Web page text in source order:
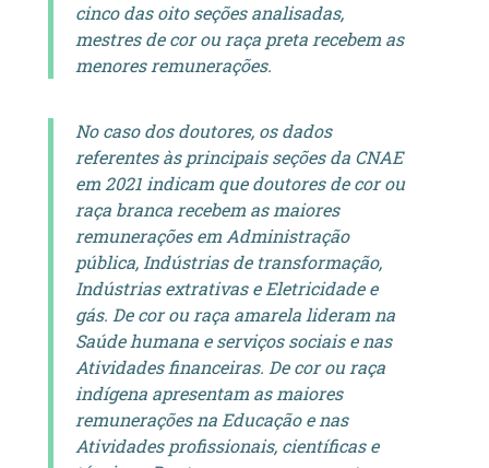
cinco das oito seções analisadas,
mestres de cor ou raça preta recebem as
menores remunerações.
No caso dos doutores, os dados
referentes às principais seções da CNAE
em 2021 indicam que doutores de cor ou
raça branca recebem as maiores
remunerações em Administração
pública, Indústrias de transformação,
Indústrias extrativas e Eletricidade e
gás. De cor ou raça amarela lideram na
Saúde humana e serviços sociais e nas
Atividades financeiras. De cor ou raça
indígena apresentam as maiores
remunerações na Educação e nas
Atividades profissionais, científicas e